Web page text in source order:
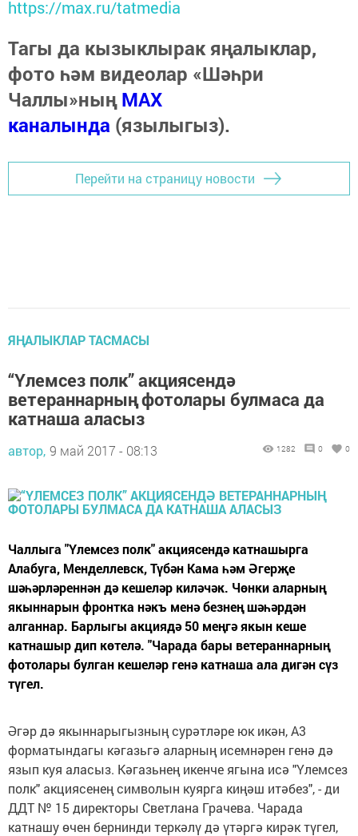
https://max.ru/tatmedia
Тагы да кызыклырак яңалыклар,
фото һәм видеолар «Шәһри
Чаллы»ныңMAX
каналында (язылыгыз).
Перейти на страницу новости
ЯҢАЛЫКЛАР ТАСМАСЫ
“Үлемсез полк” акциясендә
ветераннарның фотолары булмаса да
катнаша аласыз
автор, 9 май 2017 - 08:13 1282 0 0
Чаллыга "Үлемсез полк" акциясендә катнашырга
Алабуга, Менделлевск, Түбән Кама һәм Әгерҗе
шәһәрләреннән дә кешеләр киләчәк. Чөнки аларның
якыннарын фронтка нәкъ менә безнең шәһәрдән
алганнар. Барлыгы акциядә 50 меңгә якын кеше
катнашыр дип көтелә. "Чарада бары ветераннарның
фотолары булган кешеләр генә катнаша ала дигән сүз
түгел.
Әгәр дә якыннарыгызның сурәтләре юк икән, А3
форматындагы кәгазьгә аларның исемнәрен генә дә
язып куя аласыз. Кәгазьнең икенче ягына исә "Үлемсез
полк" акциясенең символын куярга киңәш итәбез", - ди
ДДТ № 15 директоры Светлана Грачева. Чарада
катнашу өчен бернинди теркәлү дә үтәргә кирәк түгел,